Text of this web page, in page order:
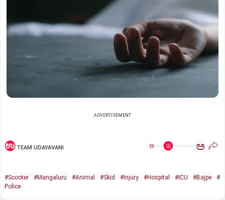
ADVERTISEMENT
TEAM UDAYAVANI ಅ ಅ
#Scooter #Mangaluru #Animal #Skid #Injury #Hospital #ICU #Bajpe
#
Police.